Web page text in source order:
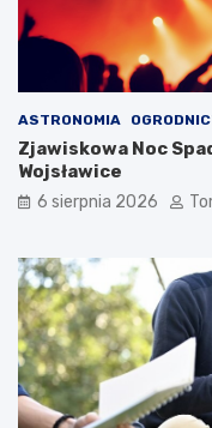
ASTRONOMIA
Zjawiskowa Noc
Wojsławice
6 sierpnia 2026